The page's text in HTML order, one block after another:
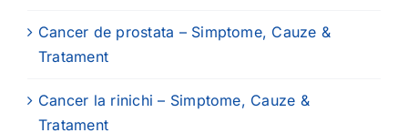
Cancer de prostata – Simptome, Cauze &
Tratament
Cancer la rinichi – Simptome, Cauze &
Tratament